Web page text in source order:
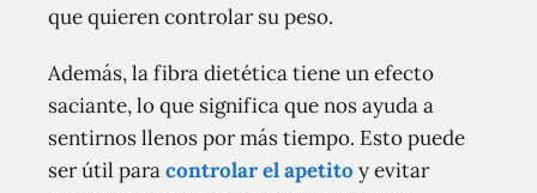
que quieren controlar su peso.
Además, la fibra dietética tiene un efecto
saciante, lo que significa que nos ayuda a
sentirnos llenos por más tiempo. Esto puede
ser útil paracontrolar el apetito y evitar